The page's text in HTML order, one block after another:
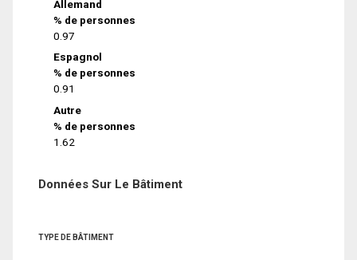
Allemand
% de personnes
0.97
Espagnol
% de personnes
0.91
Autre
% de personnes
1.62
Données Sur Le Bâtiment
TYPE DE BÂTIMENT